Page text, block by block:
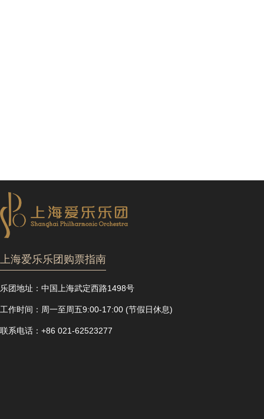
上海爱乐乐团购票指南
乐团地址： 中国上海武定西路1498号
工作时间： 周一至周五9:00-17:00 (节假日休息)
联系电话： +86 021-62523277